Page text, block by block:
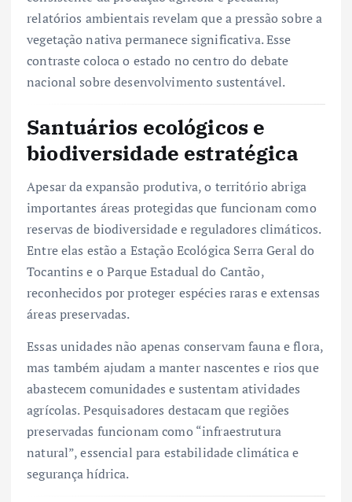
relatórios ambientais revelam que a pressão sobre a
vegetação nativa permanece significativa. Esse
contraste coloca o estado no centro do debate
nacional sobre desenvolvimento sustentável.
Santuários ecológicos e
biodiversidade estratégica
Apesar da expansão produtiva, o território abriga
importantes áreas protegidas que funcionam como
reservas de biodiversidade e reguladores climáticos.
Entre elas estão a Estação Ecológica Serra Geral do
Tocantins e o Parque Estadual do Cantão,
reconhecidos por proteger espécies raras e extensas
áreas preservadas.
Essas unidades não apenas conservam fauna e flora,
mas também ajudam a manter nascentes e rios que
abastecem comunidades e sustentam atividades
agrícolas. Pesquisadores destacam que regiões
preservadas funcionam como “infraestrutura
natural”, essencial para estabilidade climática e
segurança hídrica.